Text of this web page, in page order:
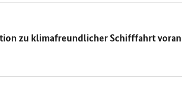
zu klimafreundlicher Schifffahrt voran